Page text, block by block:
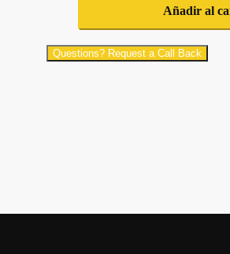
Añadir al
Questions? Request a Call Back